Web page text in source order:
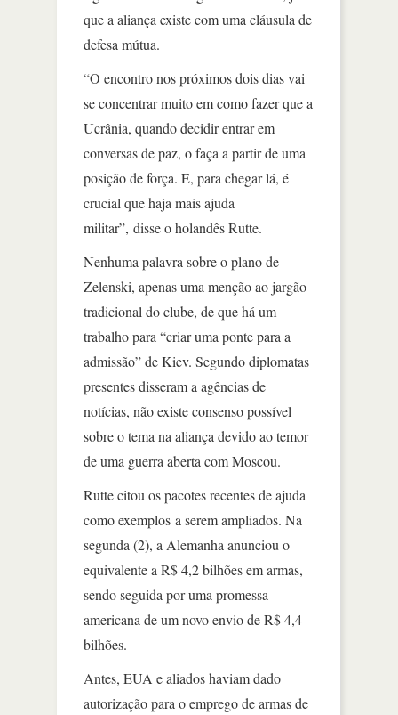
que a aliança existe com uma cláusula de
defesa mútua.
“O encontro nos próximos dois dias vai
se concentrar muito em como fazer que a
Ucrânia, quando decidir entrar em
conversas de paz, o faça a partir de uma
posição de força. E, para chegar lá, é
crucial que haja mais ajuda
militar”, disse o holandês Rutte.
Nenhuma palavra sobre o plano de
Zelenski, apenas uma menção ao jargão
tradicional do clube, de que há um
trabalho para “criar uma ponte para a
admissão” de Kiev. Segundo diplomatas
presentes disseram a agências de
notícias, não existe consenso possível
sobre o tema na aliança devido ao temor
de uma guerra aberta com Moscou.
Rutte citou os pacotes recentes de ajuda
como exemplos a serem ampliados. Na
segunda (2), a Alemanha anunciou o
equivalente a R$ 4,2 bilhões em armas,
sendo seguida por uma promessa
americana de um novo envio de R$ 4,4
bilhões.
Antes, EUA e aliados haviam dado
autorização para o emprego de armas de